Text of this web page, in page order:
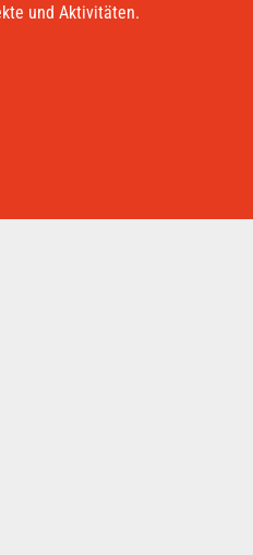
und Aktivitäten.